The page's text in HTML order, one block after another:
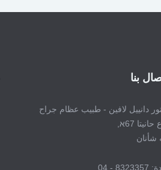
بنا
دانييل لافين - طبيب عظام جراح
67א,
شأنان
- 04